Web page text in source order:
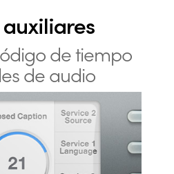
detiempo
de audio